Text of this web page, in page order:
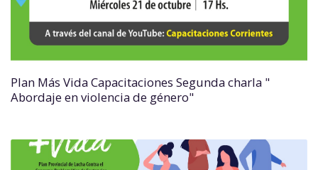
Plan Más Vida Capacitaciones Segunda charla "
Abordaje en violencia de género"